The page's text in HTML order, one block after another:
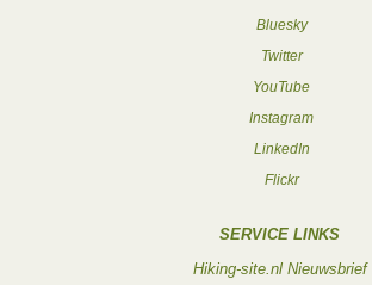
Bluesky
Twitter
YouTube
Instagram
LinkedIn
Flickr
SERVICE LINKS
Hiking-site.nl Nieuwsbrief